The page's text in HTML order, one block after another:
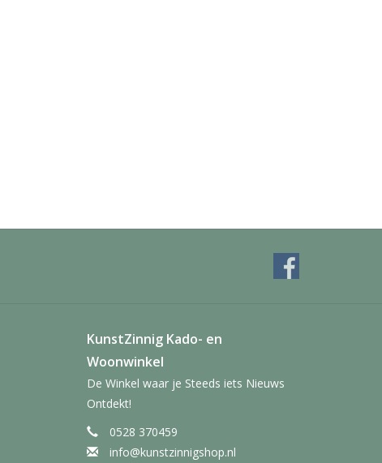
KunstZinnig Kado- en
Woonwinkel
De Winkel waar je Steeds iets Nieuws
Ontdekt!
0528 370459
info@kunstzinnigshop.nl